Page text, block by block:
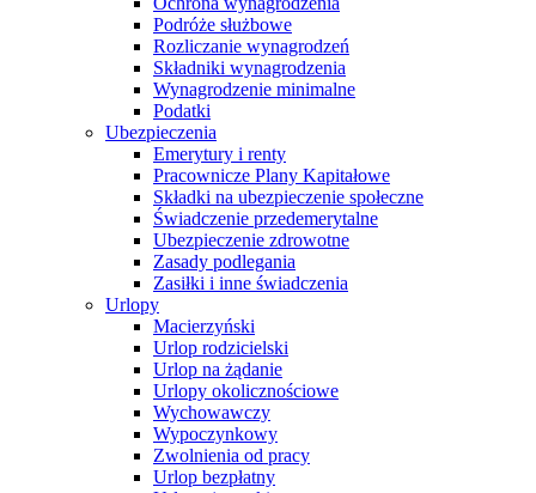
Podróże służbowe
Rozliczanie wynagrodzeń
Składniki wynagrodzenia
Wynagrodzenie minimalne
Podatki
Ubezpieczenia
Emerytury i renty
Pracownicze Plany Kapitałowe
Składki na ubezpieczenie społeczne
Świadczenie przedemerytalne
Ubezpieczenie zdrowotne
Zasady podlegania
Zasiłki i inne świadczenia
Urlopy
Macierzyński
Urlop rodzicielski
Urlop na żądanie
Urlopy okolicznościowe
Wychowawczy
Wypoczynkowy
Zwolnienia od pracy
Urlop bezpłatny